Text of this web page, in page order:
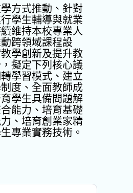
方式推動、針對
學生輔導與就業
維持本校專業人
跨領域課程設
學創新及提升教
擬定下列核心議
學習模式、建立
度、全面教師成
學生具備問題解
能力、培育基礎
、培育創業家精
專業實務技術。